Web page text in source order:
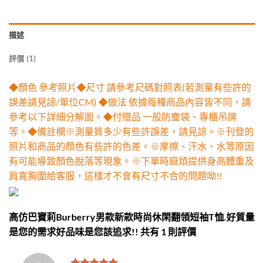
描述
評價 (1)
◆顏色 參考照片◆尺寸 請參考尺碼對照表(若測量有些許的
誤差請見諒/單位CM) ◆做法 依據每種商品內容皆不同，請
參考以下詳細分解圖。◆付贈品 一般防塵袋、專櫃吊牌
等。◆備註欄※測量質多少有些許誤差，請見諒。※刊登的
照片和商品的顏色有些許的色差。※摩擦、汗水、水等原因
有可能導致顏色脫落等現象。※下單時麻煩提供身高體重及
肩寬胸圍給客服，這樣才不會有尺寸不合的問題呦!!
高仿巴寶莉Burberry男款新款時尚休閑翻領短袖T恤.好質量
是您的需求好品味是您該追求!! 共有 1 則評價